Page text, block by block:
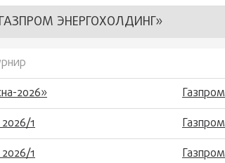
ЭНЕРГОХОЛДИНГ»
2026»
1
1